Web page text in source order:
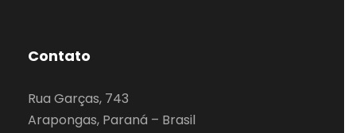
Contato
Rua Garças, 743
Arapongas, Paraná – Brasil